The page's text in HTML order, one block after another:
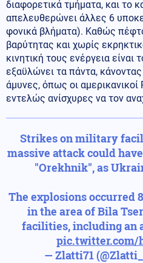
διαφορετικά τμήματα, και το
απελευθερώνει άλλες 6
φονικά βλήματα). Καθώς
βαρύτητας και χωρίς
κινητική τους ενέργεια είναι
εξαϋλώνει τα πάντα, κάνοντας
άμυνες, όπως οι αμερικανικοί
εντελώς ανίσχυρες να τον
Strikes on military
massive attack could
"Orekhnik", as
The explosions occurred
in the area of Bila
facilities, including an
pic.twitter.com/
— Zlatti71